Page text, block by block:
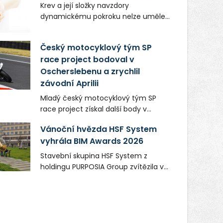
Krev a její složky navzdory
dynamickému pokroku nelze uměle
nenahraditelnou tělní tekutinu
neobejde. Naléhavá potřeba doplnit
krevní zásoby nastává vždy v létě,
kdy stoupá počet úrazů. Česká
průmyslová zdravotní pojišťovna
(ČPZP) apeluje na všechny, kteří se
těší dobrému zdraví, aby se stali
pravidelnými dárci krve.
Český motocyklový tým SP
race project bodoval v
Oscherslebenu a zrychlil
závodní Aprilii
Mladý český motocyklový tým SP
race project získal další body v
MOTO. Při závodním víkendu, který se
konal od 31. července do 2. srpna na
německém okruhu Oschersleben,
obsadil Filip Novotný ve třídě
Supersport desáté a jedenácté
Vánoční hvězda HSF System
vyhrála BIM Awards 2026
Stavební skupina HSF System z
holdingu PURPOSIA Group zvítězila v